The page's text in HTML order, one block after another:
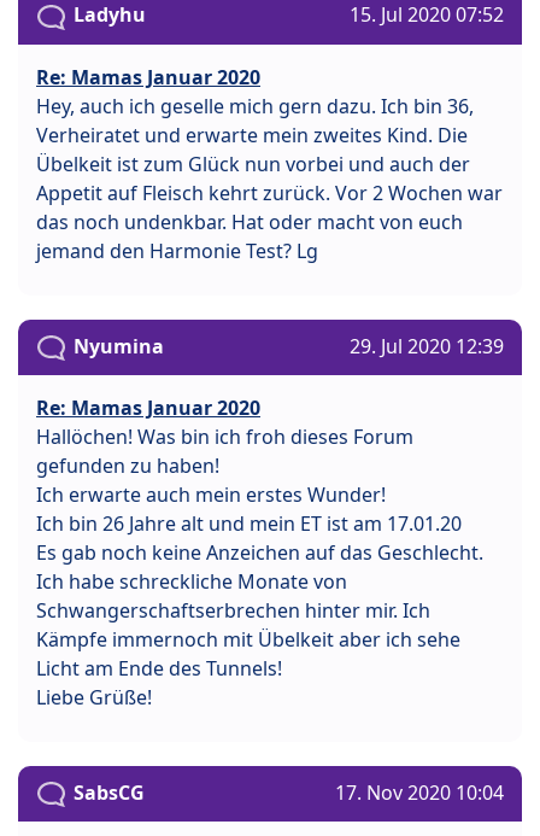
Ladyhu 15. Jul 2020 07:52
Re: Mamas Januar 2020
Hey, auch ich geselle mich gern dazu. Ich bin 36,
Verheiratet und erwarte mein zweites Kind. Die
Übelkeit ist zum Glück nun vorbei und auch der
Appetit auf Fleisch kehrt zurück. Vor 2 Wochen war
das noch undenkbar. Hat oder macht von euch
jemand den Harmonie Test? Lg
Nyumina 29. Jul 2020 12:39
Re: Mamas Januar 2020
Hallöchen! Was bin ich froh dieses Forum
gefunden zu haben!
Ich erwarte auch mein erstes Wunder!
Ich bin 26 Jahre alt und mein ET ist am 17.01.20
Es gab noch keine Anzeichen auf das Geschlecht.
Ich habe schreckliche Monate von
Schwangerschaftserbrechen hinter mir. Ich
Kämpfe immernoch mit Übelkeit aber ich sehe
Licht am Ende des Tunnels!
Liebe Grüße!
SabsCG 17. Nov 2020 10:04